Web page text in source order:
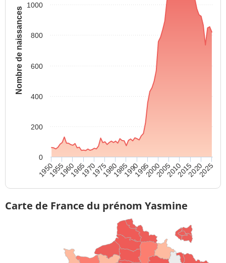
Nombre de naissances
1950195519601965197019751980198519901995200020052010201520202025
0
200
400
600
800
1000
Carte de France du prénom Yasmine